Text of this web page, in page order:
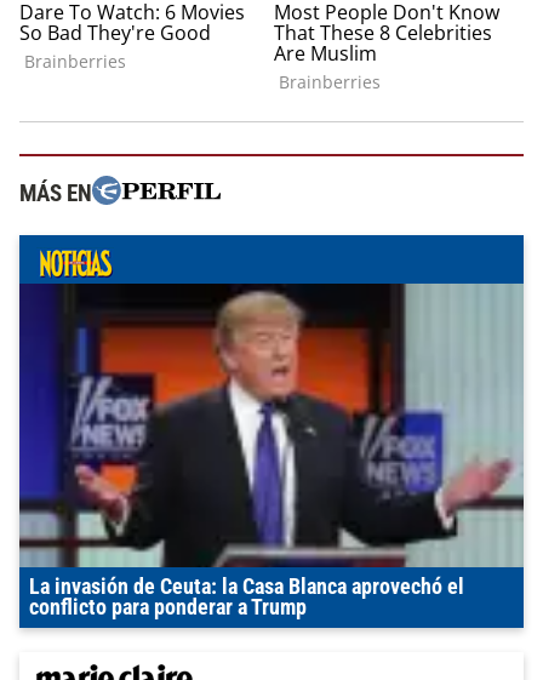
MÁS EN
La invasión de Ceuta: la Casa Blanca aprovechó el
conflicto para ponderar a Trump